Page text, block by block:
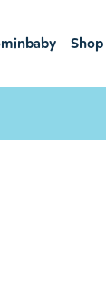
ミンベ
Shop
ショ